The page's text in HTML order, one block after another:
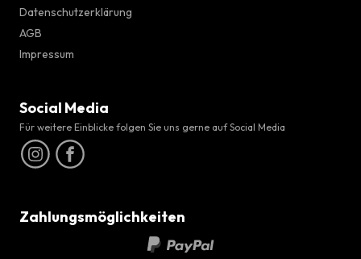
Datenschutzerklärung
AGB
Impressum
Social Media
Für weitere Einblicke folgen Sie uns gerne auf Social Media
Zahlungsmöglichkeiten